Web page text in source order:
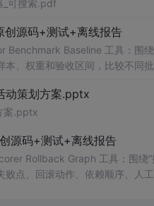
可搜索.pdf
创源码+测试+离线报告
Baseline 工具：围
本、权重和验收区间，比较不同
明。适合开发者进行工程预检、
动策划方案.pptx
案.pptx
源码+测试+离线报告
Rollback Graph 工具：围绕
败点、回滚动作、依赖顺序、人